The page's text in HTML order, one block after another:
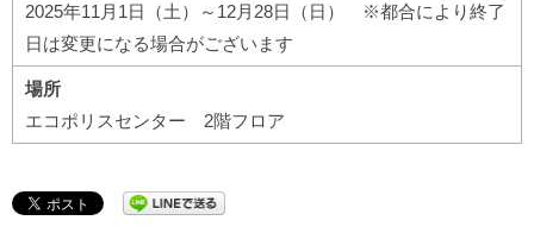
2025年11月1日（土）～12月28日（日） ※都合により終了
日は変更になる場合がございます
場所
エコポリスセンター 2階フロア